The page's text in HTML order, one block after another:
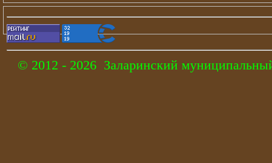
© 2012 - 2026 Заларинский